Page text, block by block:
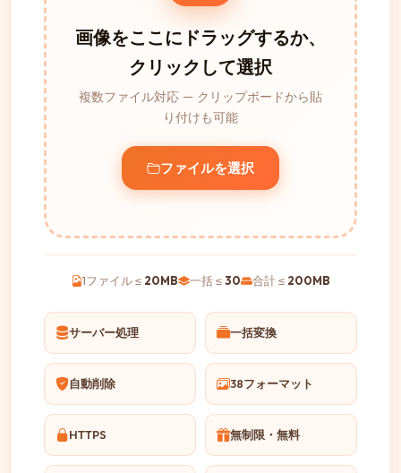
画像をここにドラッグするか、
クリックして選択
複数ファイル対応 — クリップボードから貼
り付けも可能
ファイルを選択
1ファイル ≤ 20MB 一括 ≤30 合計 ≤ 200MB
サーバー処理 一括変換
自動削除 38フォーマット
HTTPS 無制限・無料